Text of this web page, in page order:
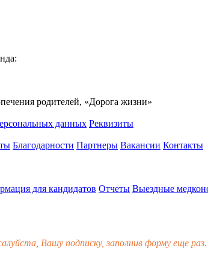
родителей, «Дорога жизни»
данных Реквизиты
Благодарности Партнеры Вакансии Контакты
для кандидатов Отчеты Выездные
Вашу подписку, заполнив форму еще